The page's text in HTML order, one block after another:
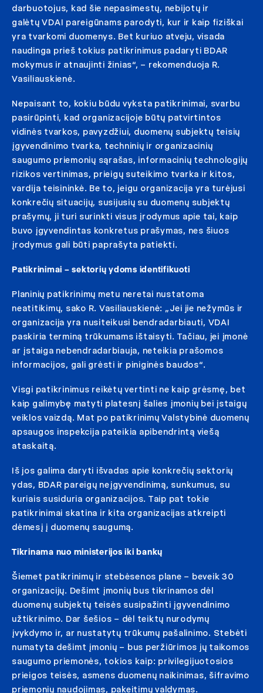
darbuotojus, kad šie nepasimestų, nebijotų ir
galėtų VDAI pareigūnams parodyti, kur ir kaip fiziškai
yra tvarkomi duomenys. Bet kuriuo atveju, visada
naudinga prieš tokius patikrinimus padaryti BDAR
mokymus ir atnaujinti žinias“, – rekomenduoja R.
Vasiliauskienė.
Nepaisant to, kokiu būdu vyksta patikrinimai, svarbu
pasirūpinti, kad organizacijoje būtų patvirtintos
vidinės tvarkos, pavyzdžiui, duomenų subjektų teisių
įgyvendinimo tvarka, techninių ir organizacinių
saugumo priemonių sąrašas, informacinių technologijų
rizikos vertinimas, prieigų suteikimo tvarka ir kitos,
vardija teisininkė. Be to, jeigu organizacija yra turėjusi
konkrečių situacijų, susijusių su duomenų subjektų
prašymų, ji turi surinkti visus įrodymus apie tai, kaip
buvo įgyvendintas konkretus prašymas, nes šiuos
įrodymus gali būti paprašyta patiekti.
Patikrinimai – sektorių ydoms identifikuoti
Planinių patikrinimų metu neretai nustatoma
neatitikimų, sako R. Vasiliauskienė: „Jei jie nežymūs ir
organizacija yra nusiteikusi bendradarbiauti, VDAI
paskiria terminą trūkumams ištaisyti. Tačiau, jei įmonė
ar įstaiga nebendradarbiauja, neteikia prašomos
informacijos, gali grėsti ir piniginės baudos“.
Visgi patikrinimus reikėtų vertinti ne kaip grėsmę, bet
kaip galimybę matyti platesnį šalies įmonių bei įstaigų
veiklos vaizdą. Mat po patikrinimų Valstybinė duomenų
apsaugos inspekcija pateikia apibendrintą viešą
ataskaitą.
Iš jos galima daryti išvadas apie konkrečių sektorių
ydas, BDAR pareigų neįgyvendinimą, sunkumus, su
kuriais susiduria organizacijos. Taip pat tokie
patikrinimai skatina ir kita organizacijas atkreipti
dėmesį į duomenų saugumą.
Tikrinama nuo ministerijos iki bankų
Šiemet patikrinimų ir stebėsenos plane – beveik 30
organizacijų. Dešimt įmonių bus tikrinamos dėl
duomenų subjektų teisės susipažinti įgyvendinimo
užtikrinimo. Dar šešios – dėl teiktų nurodymų
įvykdymo ir, ar nustatytų trūkumų pašalinimo. Stebėti
numatyta dešimt įmonių – bus peržiūrimos jų taikomos
saugumo priemonės, tokios kaip: privilegijuotosios
prieigos teisės, asmens duomenų naikinimas, šifravimo
priemonių naudojimas, pakeitimų valdymas.